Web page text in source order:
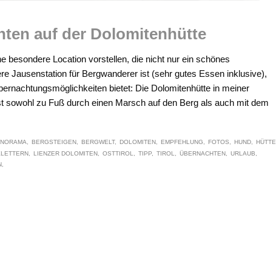
auf der Dolomitenhütte
besondere Location vorstellen, die nicht nur ein schönes
Jausenstation für Bergwanderer ist (sehr gutes Essen inklusive),
bietet: Die Dolomitenhütte in meiner
sowohl zu Fuß durch einen Marsch auf den Berg als auch mit dem
BERGSTEIGEN BERGWELT DOLOMITEN EMPFEHLUNG FOTOS HUND
HÜTTE
LIENZER DOLOMITEN OSTTIROL TIPP TIROL ÜBERNACHTEN
URLAUB